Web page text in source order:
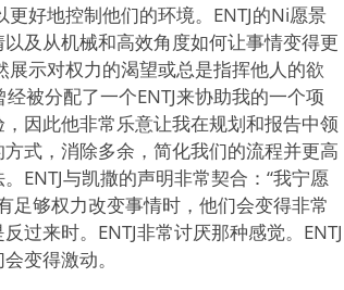
好地控制他们的环境。ENTJ的Ni愿景
及从机械和高效角度如何让事情变得更
展示对权力的渴望或总是指挥他人的欲
被分配了一个ENTJ来协助我的一个项
因此他非常乐意让我在规划和报告中领
式，消除多余，简化我们的流程并更高
ENTJ与凯撒的声明非常契合：“我宁愿
足够权力改变事情时，他们会变得非常
过来时。ENTJ非常讨厌那种感觉。ENTJ
变得激动。